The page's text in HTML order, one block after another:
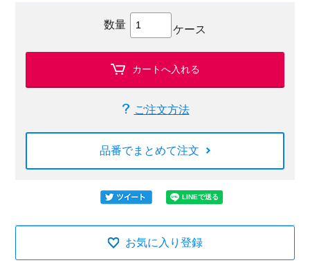
数量 ケース
カートへ入れる
ご注文方法
品番でまとめて注文
お気に入り登録